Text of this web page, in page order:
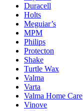
Duracell
Holts
Meguiar’s
MPM
Philips
Protecton
Shake
Turtle Wax
Valma
Varta
Valma Home Care
Vinove